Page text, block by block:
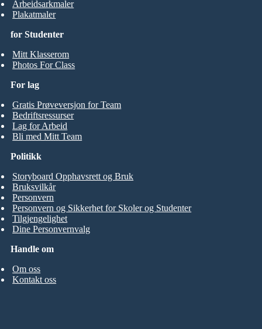
for Studenter
Mitt Klasserom
Photos For Class
Arbeidsarkmaler
Plakatmaler
For lag
Gratis Prøveversjon for Team
Bedriftsressurser
Lag for Arbeid
Bli med Mitt Team
Handle om
Om oss
Kontakt oss
Politikk
Storyboard Opphavsrett og Bruk
Bruksvilkår
Personvern
Personvern og Sikkerhet for Skoler og Studenter
Tilgjengelighet
Dine Personvernvalg